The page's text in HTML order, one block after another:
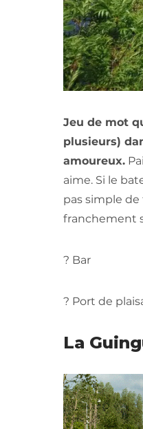
Jeu de mot
plusieurs)
amoureux.
aime. Si le
pas simple
franchement
? Bar
? Port de
La